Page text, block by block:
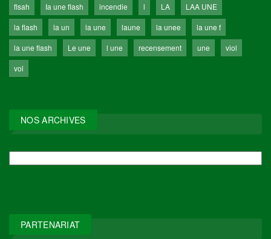
flsah
Ia une flash incendie l LA
LAA UNE
la flash
la un la une laune la unee
la une f
la une flash
Le une l une recensement une
viol
vol
NOS ARCHIVES
PARTENARIAT